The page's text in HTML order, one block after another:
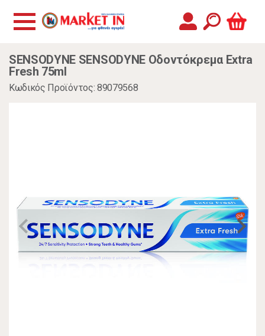
SENSODYNE SENSODYNE Οδοντόκρεμα Extra
Fresh 75ml
Κωδικός Προϊόντος: 89079568